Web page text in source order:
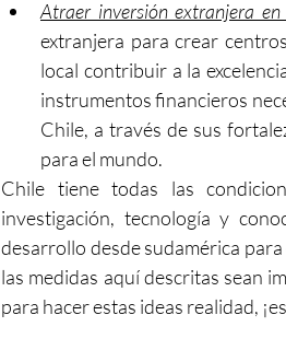
Atraer inversión extranjera
extranjera para crear
local contribuir a la
instrumentos financieros
Chile, a través de sus
para el mundo.
Chile tiene todas las
investigación, tecnología y
desarrollo desde sudamérica
las medidas aquí descritas sean
para hacer estas ideas realidad,